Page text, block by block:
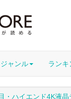
ジャンル ランキ
・ハイエンド4K液晶